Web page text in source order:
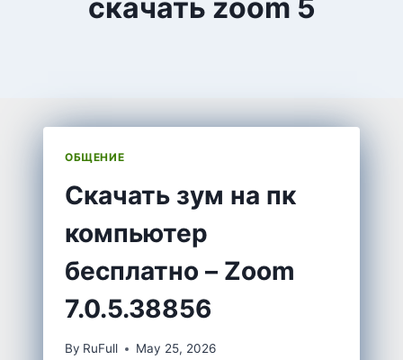
скачать zoom 5
ОБЩЕНИЕ
Cкачать зум на пк
компьютер
бесплатно – Zoom
7.0.5.38856
By RuFull May 25, 2026